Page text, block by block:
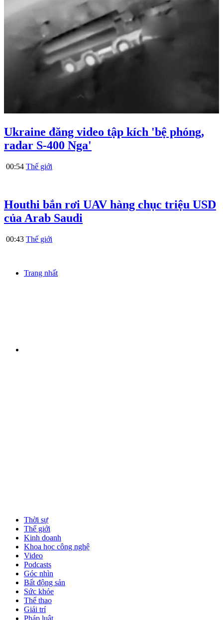
Ukraine đăng video tập kích 'bệ phóng,
radar S-400 Nga'
00:54 Thế giới
Houthi bắn rơi UAV hàng chục triệu USD
của Arab Saudi
00:43 Thế giới
Trang nhất
Thời sự
Thế giới
Kinh doanh
Khoa học công nghệ
Video
Podcasts
Góc nhìn
Bất động sản
Sức khỏe
Thể thao
Giải trí
Pháp luật